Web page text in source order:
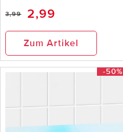
3,99 2,99
Zum Artikel
-50%